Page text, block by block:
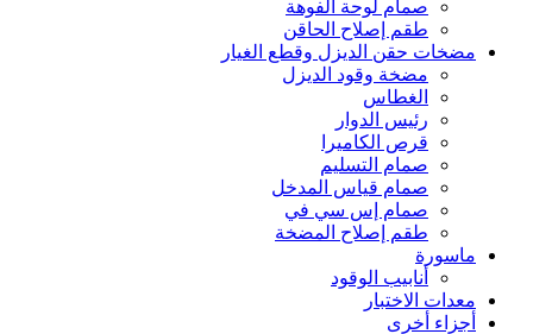
صمام لوحة الفوهة
طقم إصلاح الحاقن
مضخات حقن الديزل وقطع الغيار
مضخة وقود الديزل
الغطاس
رئيس الدوار
قرص الكاميرا
صمام التسليم
صمام قياس المدخل
صمام إس سي في
طقم إصلاح المضخة
ماسورة
أنابيب الوقود
معدات الاختبار
أجزاء أخرى